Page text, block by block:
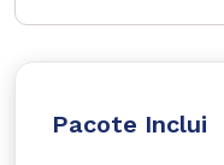
Pacote Inclui